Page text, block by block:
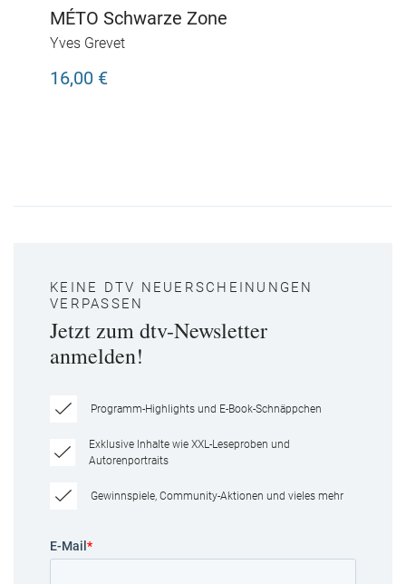
MÉTO Schwarze Zone
Yves Grevet
16,00 €
KEINE DTV NEUERSCHEINUNGEN
VERPASSEN
Jetzt zum dtv-Newsletter
anmelden!
Programm-Highlights und E-Book-Schnäppchen
Exklusive Inhalte wie XXL-Leseproben und
Autorenportraits
Gewinnspiele, Community-Aktionen und vieles mehr
E-Mail *